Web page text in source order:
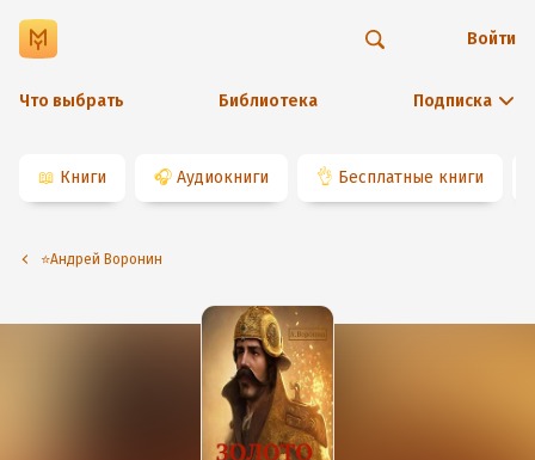
Что выбрать Библиотека Подписка
Войти
📖 Книги 🎧 Аудиокниги 👌 Бесплатные книги
⭐️Андрей Воронин